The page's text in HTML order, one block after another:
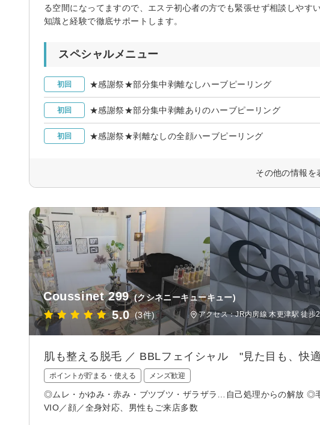
る空間になってますので、エステ初心者の方でも緊張せず相談しやす
知識と経験で徹底サポートします。
スペシャルメニュー
初回 ★感謝祭★部分集中剥離なしハーブピーリング
初回 ★感謝祭★部分集中剥離ありのハーブピーリング
初回 ★感謝祭★剥離なしの全顔ハーブピーリング
その他の情報を
Coussinet 299 (クシネニーキューキュー)
5.0 (3件) アクセス：JR内房線 木更津駅 徒歩
肌も整える脱毛 ／ BBLフェイシャル "見た目も、快
ポイントが貯まる・使える メンズ歓迎
◎ムレ・かゆみ・赤み・ブツブツ・ザラザラ…自己処理からの解放 ◎
VIO／顔／全身対応、男性もご来店多数